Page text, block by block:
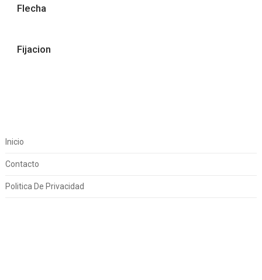
Flecha
Fijacion
Inicio
Contacto
Politica De Privacidad